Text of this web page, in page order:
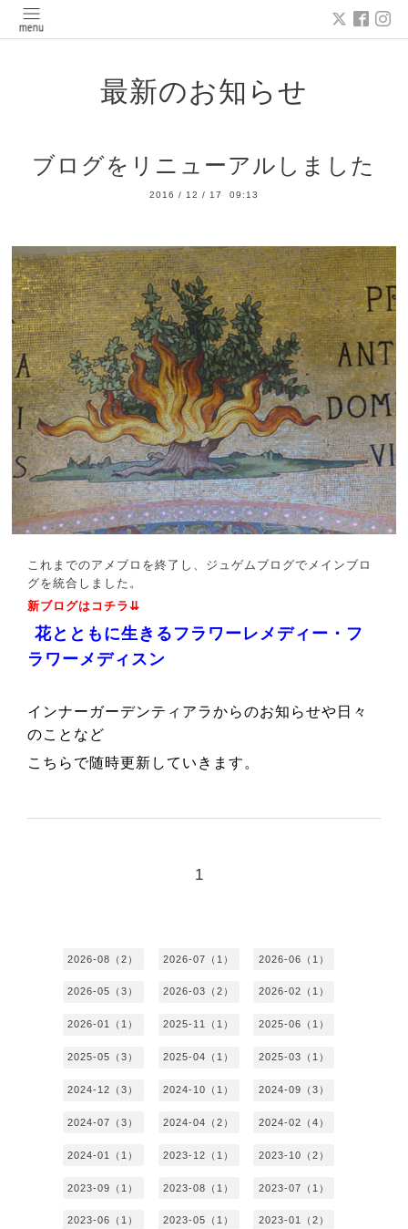
最新のお知らせ
ブログをリニューアルしました
2016 / 12 / 17 09:13
これまでのアメブロを終了し、ジュゲムブログでメインブロ
グを統合しました。
新ブログはコチラ⇊
花とともに生きるフラワーレメディー・フ
ラワーメディスン
インナーガーデンティアラからのお知らせや日々
のことなど
こちらで随時更新していきます。
1
2026-08（2） 2026-07（1） 2026-06（1）
2026-05（3） 2026-03（2） 2026-02（1）
2026-01（1） 2025-11（1） 2025-06（1）
2025-05（3） 2025-04（1） 2025-03（1）
2024-12（3） 2024-10（1） 2024-09（3）
2024-07（3） 2024-04（2） 2024-02（4）
2024-01（1） 2023-12（1） 2023-10（2）
2023-09（1） 2023-08（1） 2023-07（1）
2023-06（1） 2023-05（1） 2023-01（2）